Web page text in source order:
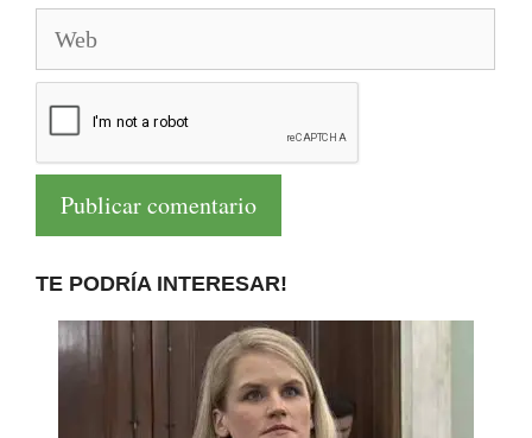
TE PODRÍA INTERESAR!